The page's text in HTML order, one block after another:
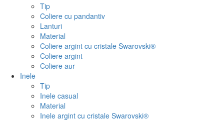
Tip
Coliere cu pandantiv
Lanturi
Material
Coliere argint cu cristale Swarovski®
Coliere argint
Coliere aur
Inele
Tip
Inele casual
Material
Inele argint cu cristale Swarovski®